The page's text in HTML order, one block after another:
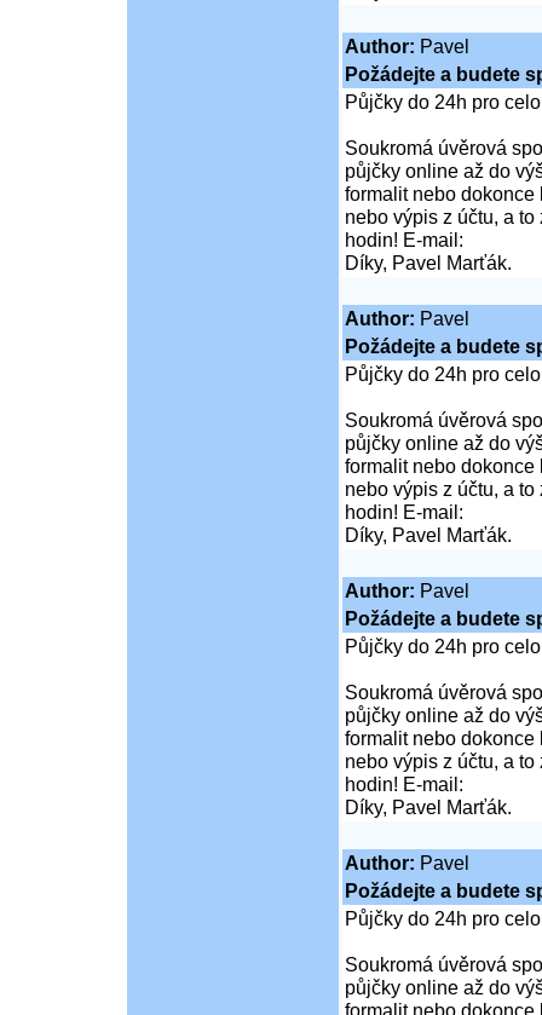
Author: Pavel
Požádejte a budete
Půjčky do 24h pro
Soukromá úvěrová
půjčky online až do
formalit nebo dokonce
nebo výpis z účtu, a
hodin! E-mail:
Díky, Pavel Marťák.
Author: Pavel
Požádejte a budete
Půjčky do 24h pro
Soukromá úvěrová
půjčky online až do
formalit nebo dokonce
nebo výpis z účtu, a
hodin! E-mail:
Díky, Pavel Marťák.
Author: Pavel
Požádejte a budete
Půjčky do 24h pro
Soukromá úvěrová
půjčky online až do
formalit nebo dokonce
nebo výpis z účtu, a
hodin! E-mail:
Díky, Pavel Marťák.
Author: Pavel
Požádejte a budete
Půjčky do 24h pro
Soukromá úvěrová
půjčky online až do
formalit nebo dokonce